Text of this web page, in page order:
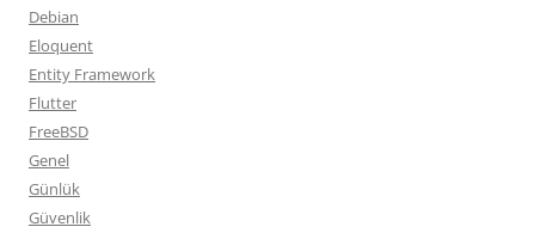
Debian
Eloquent
Entity Framework
Flutter
FreeBSD
Genel
Günlük
Güvenlik